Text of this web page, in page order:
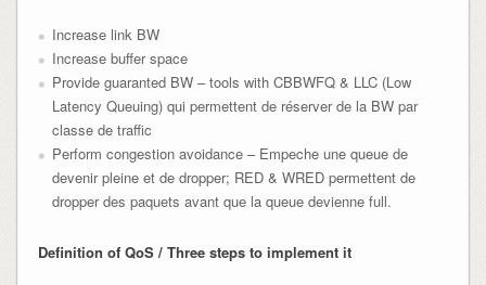
Increase link BW
Increase buffer space
Provide guaranted BW – tools with CBBWFQ & LLC (Low
Latency Queuing) qui permettent de réserver de la BW par
classe de traffic
Perform congestion avoidance – Empeche une queue de
devenir pleine et de dropper; RED & WRED permettent de
dropper des paquets avant que la queue devienne full.
Definition of QoS / Three steps to implement it